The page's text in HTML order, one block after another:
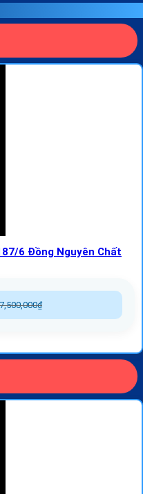
6 Đồng Nguyên Chất
₫